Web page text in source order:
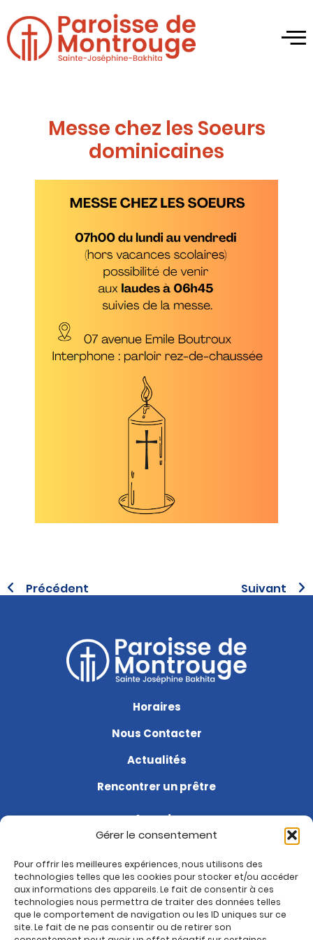
Gérer le consentement
Pour offrir les meilleures expériences, nous utilisons des
technologies telles que les cookies pour stocker et/ou accéder
aux informations des appareils. Le fait de consentir à ces
technologies nous permettra de traiter des données telles
que le comportement de navigation ou les ID uniques sur ce
site. Le fait de ne pas consentir ou de retirer son
Messe chez les Soeurs
dominicaines
Précédent Suivant
Horaires
Nous Contacter
Actualités
Rencontrer un prêtre
Agenda
Questions fréquentes
Je suis nouveau
Rejoignez-nous sur :